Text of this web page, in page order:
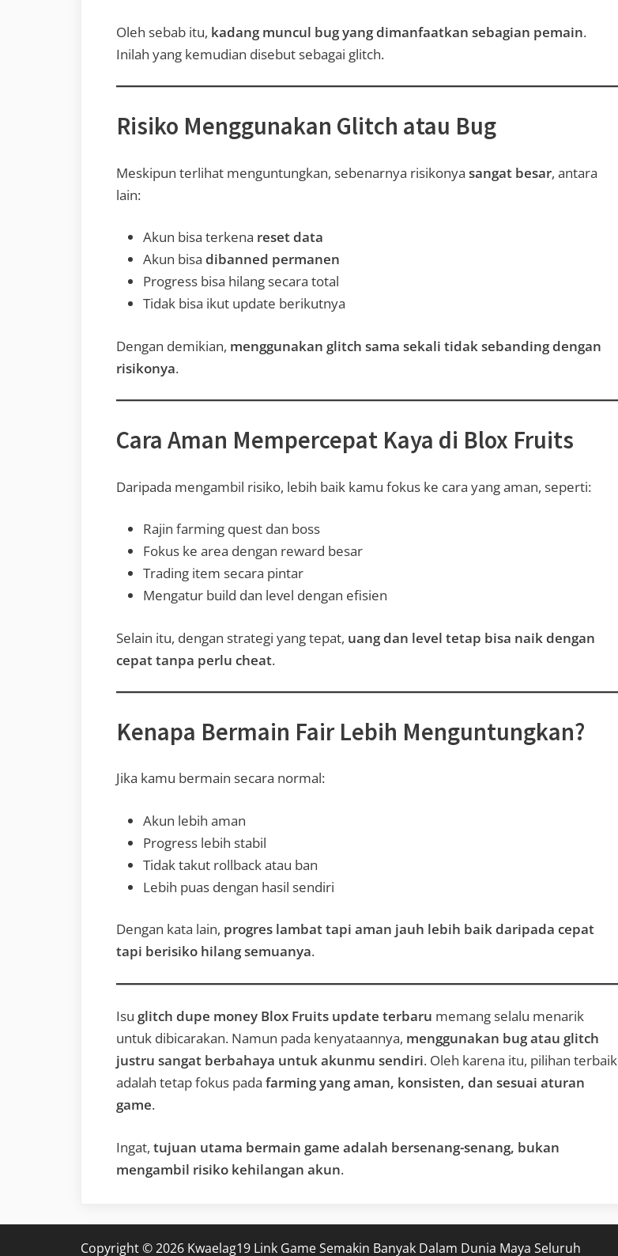
Oleh sebab itu, kadang muncul bug yang dimanfaatkan sebagian pemain.
Inilah yang kemudian disebut sebagai glitch.
Risiko Menggunakan Glitch atau Bug
Meskipun terlihat menguntungkan, sebenarnya risikonya sangat besar, antara
lain:
Akun bisa terkena reset data
Akun bisa dibanned permanen
Progress bisa hilang secara total
Tidak bisa ikut update berikutnya
Dengan demikian, menggunakan glitch sama sekali tidak sebanding dengan
risikonya.
Cara Aman Mempercepat Kaya di Blox Fruits
Daripada mengambil risiko, lebih baik kamu fokus ke cara yang aman, seperti:
Rajin farming quest dan boss
Fokus ke area dengan reward besar
Trading item secara pintar
Mengatur build dan level dengan efisien
Selain itu, dengan strategi yang tepat, uang dan level tetap bisa naik dengan
cepat tanpa perlu cheat.
Kenapa Bermain Fair Lebih Menguntungkan?
Jika kamu bermain secara normal:
Akun lebih aman
Progress lebih stabil
Tidak takut rollback atau ban
Lebih puas dengan hasil sendiri
Dengan kata lain, progres lambat tapi aman jauh lebih baik daripada cepat
tapi berisiko hilang semuanya.
Isu glitch dupe money Blox Fruits update terbaru memang selalu menarik
untuk dibicarakan. Namun pada kenyataannya, menggunakan bug atau glitch
justru sangat berbahaya untuk akunmu sendiri. Oleh karena itu, pilihan terbaik
adalah tetap fokus pada farming yang aman, konsisten, dan sesuai aturan
game.
Ingat, tujuan utama bermain game adalah bersenang-senang, bukan
mengambil risiko kehilangan akun.
Copyright © 2026 Kwaelag19 Link Game Semakin Banyak Dalam Dunia Maya Seluruh